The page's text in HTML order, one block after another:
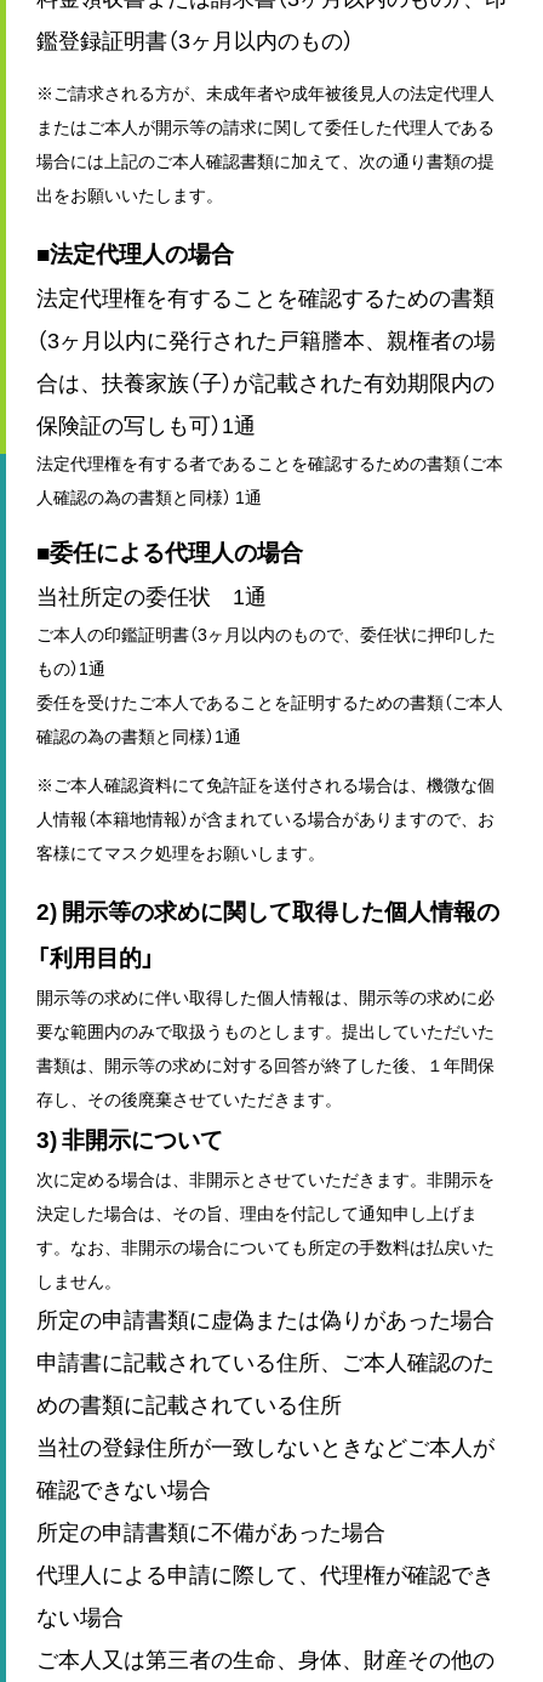
鑑登録証明書（3ヶ月以内のもの）
※ご請求される方が、未成年者や成年被後見人の法定代理人
またはご本人が開示等の請求に関して委任した代理人である
場合には上記のご本人確認書類に加えて、次の通り書類の提
出をお願いいたします。
■法定代理人の場合
法定代理権を有することを確認するための書類
（3ヶ月以内に発行された戸籍謄本、親権者の場
合は、扶養家族（子）が記載された有効期限内の
保険証の写しも可）1通
法定代理権を有する者であることを確認するための書類（ご本
人確認の為の書類と同様） 1通
■委任による代理人の場合
当社所定の委任状 1通
ご本人の印鑑証明書（3ヶ月以内のもので、委任状に押印した
もの）1通
委任を受けたご本人であることを証明するための書類（ご本人
確認の為の書類と同様）1通
※ご本人確認資料にて免許証を送付される場合は、機微な個
人情報（本籍地情報）が含まれている場合がありますので、お
客様にてマスク処理をお願いします。
2) 開示等の求めに関して取得した個人情報の
「利用目的」
開示等の求めに伴い取得した個人情報は、開示等の求めに必
要な範囲内のみで取扱うものとします。提出していただいた
書類は、開示等の求めに対する回答が終了した後、１年間保
存し、その後廃棄させていただきます。
3) 非開示について
次に定める場合は、非開示とさせていただきます。非開示を
決定した場合は、その旨、理由を付記して通知申し上げま
す。なお、非開示の場合についても所定の手数料は払戻いた
しません。
所定の申請書類に虚偽または偽りがあった場合
申請書に記載されている住所、ご本人確認のた
めの書類に記載されている住所
当社の登録住所が一致しないときなどご本人が
確認できない場合
所定の申請書類に不備があった場合
代理人による申請に際して、代理権が確認でき
ない場合
ご本人又は第三者の生命、身体、財産その他の